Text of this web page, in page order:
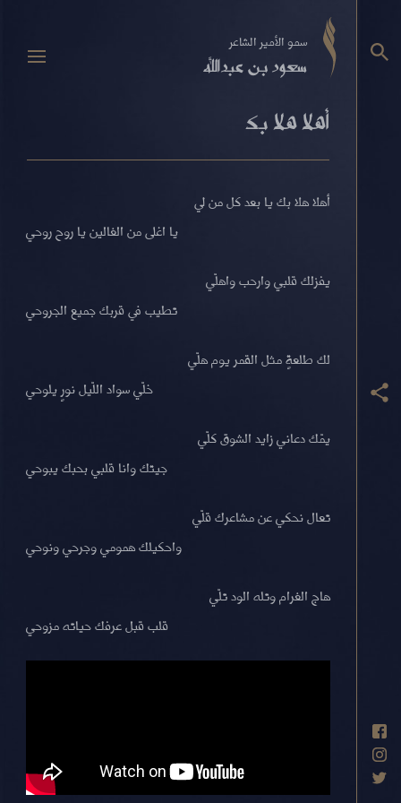
سمو الأمير الشاعر
سعود بن عبدالله
أهلا هلا بك
أهلا هلا بك يا بعد كل من لي
يا اغلى من الغالين يا روح روحي
يفزلك قلبي وارحب واهلّي
تطيب في قربك جميع الجروحي
لك طلعةٍ مثل القمر يوم هلّي
خلّي سواد اللّيل نورٍ يلوحي
يمّك دعاني زايد الشوق كلّي
جيتك وانا قلبي بحبك يبوحي
تعال نحكي عن مشاعرك قلّي
واحكيلك همومي وجرحي ونوحي
هاج الغرام وتله الود تلّي
قلب قبل عرفك حياته مزوحي